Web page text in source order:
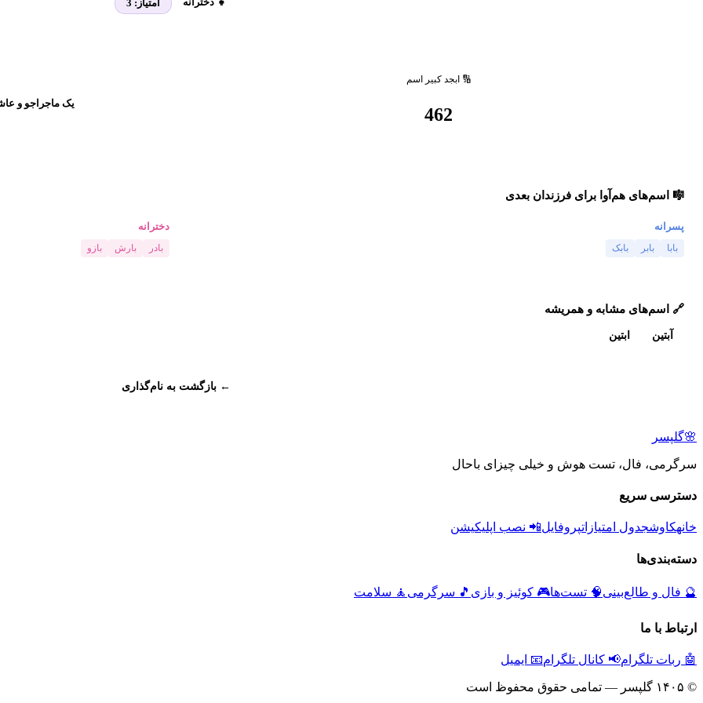
امتیاز: 3
🔢 ابجد کبیر اسم
462
یک ماجراجو و
🎼 اسم‌های هم‌آوا برای فرزندان بعدی
پسرانه
بابا بابر بابک
دخترانه
بادر بارش بازو
🔗 اسم‌های مشابه و همریشه
آبتین ابتین
← بازگشت به نام‌گذاری
🌸گلپسر
سرگرمی، فال، تست هوش و خیلی چیزای باحال
دسترسی سریع
خانهکاوشجدول امتیازاتپروفایل📲 نصب اپلیکیشن
دسته‌بندی‌ها
🔮 فال و طالع‌بینی🧠 تست‌ها🎮 کوئیز و بازی 🎵 سرگرمی 🧘 سلامت
ارتباط با ما
🤖 ربات تلگرام📢 کانال تلگرام📧 ایمیل
© ۱۴۰۵ گلپسر — تمامی حقوق محفوظ است